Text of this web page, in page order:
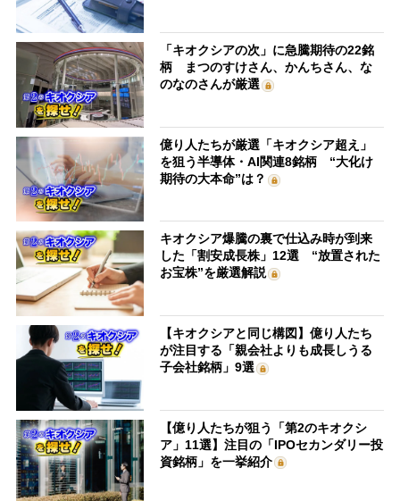
「キオクシアの次」に急騰期待の22銘
柄 まつのすけさん、かんちさん、な
のなのさんが厳選
億り人たちが厳選「キオクシア超え」
を狙う半導体・AI関連8銘柄 “大化け
期待の大本命”は？
キオクシア爆騰の裏で仕込み時が到来
した「割安成長株」12選 “放置された
お宝株”を厳選解説
【キオクシアと同じ構図】億り人たち
が注目する「親会社よりも成長しうる
子会社銘柄」9選
【億り人たちが狙う「第2のキオクシ
ア」11選】注目の「IPOセカンダリー投
資銘柄」を一挙紹介